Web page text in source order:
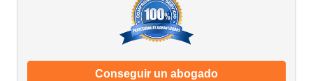
Conseguir un abogado